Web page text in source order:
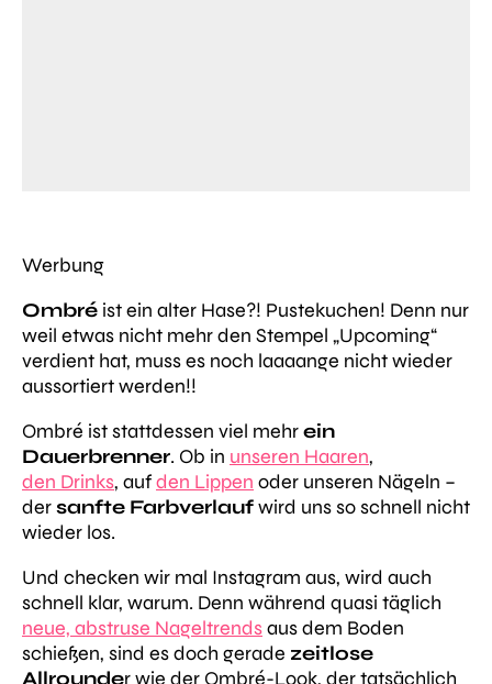
Werbung
Ombré ist ein alter Hase?! Pustekuchen! Denn nur
weil etwas nicht mehr den Stempel „Upcoming“
verdient hat, muss es noch laaaange nicht wieder
aussortiert werden!!
Ombré ist stattdessen viel mehrein
Dauerbrenner. Ob in unseren Haaren,
den Drinks, aufden Lippen oder unseren Nägeln –
dersanfte Farbverlaufwird uns so schnell nicht
wieder los.
Und checken wir mal Instagram aus, wird auch
schnell klar, warum. Denn während quasi täglich
neue, abstruse Nageltrendsaus dem Boden
schießen, sind es doch gerade zeitlose
Allrounder wie der Ombré-Look, der tatsächlich